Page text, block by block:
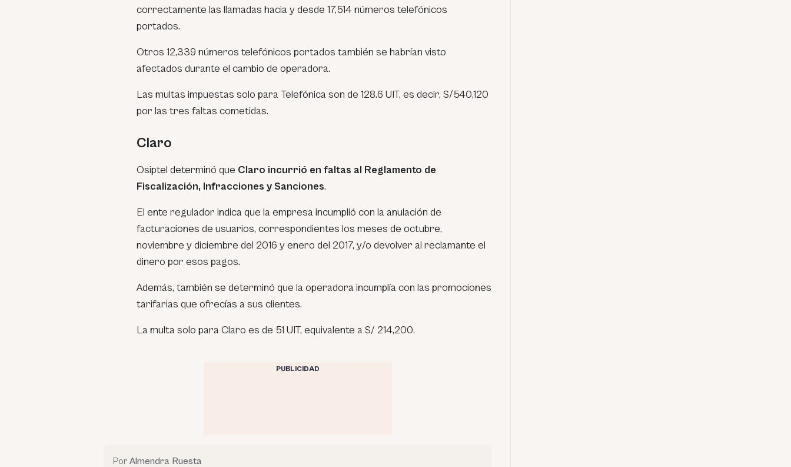
correctamente las llamadas hacia y desde 17,514 números telefónicos
portados.
Otros 12,339 números telefónicos portados también se habrían visto
afectados durante el cambio de operadora.
Las multas impuestas solo para Telefónica son de 128.6 UIT, es decir, S/540,120
por las tres faltas cometidas.
Claro
Osiptel determinó que Claro incurrió en faltas al Reglamento de
Fiscalización, Infracciones y Sanciones.
El ente regulador indica que la empresa incumplió con la anulación de
facturaciones de usuarios, correspondientes los meses de octubre,
noviembre y diciembre del 2016 y enero del 2017, y/o devolver al reclamante el
dinero por esos pagos.
Además, también se determinó que la operadora incumplía con las promociones
tarifarias que ofrecías a sus clientes.
La multa solo para Claro es de 51 UIT, equivalente a S/ 214,200.
PUBLICIDAD
Por Almendra Ruesta